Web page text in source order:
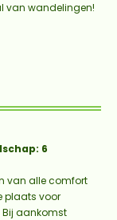
van wandelingen!
6
van alle comfort
plaats voor
Bij aankomst